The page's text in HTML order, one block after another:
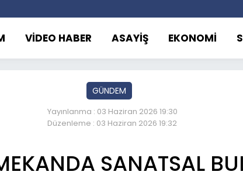
VİDEO HABER ASAYİŞ EKONOMİ
GÜNDEM
Yayınlanma : 03 Haziran 2026 19:30
Düzenleme : 03 Haziran 2026 19:32
SANATSAL